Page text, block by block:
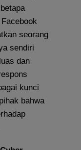
seorang
sendiri
dan
kunci
bahwa